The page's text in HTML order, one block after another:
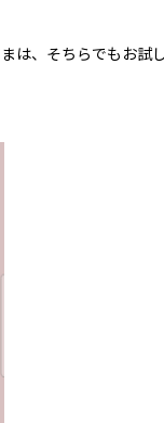
は、そちらでもお試